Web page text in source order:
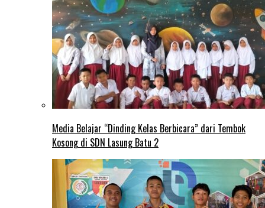
Media Belajar “Dinding Kelas Berbicara” dari Tembok
Kosong di SDN Lasung Batu 2